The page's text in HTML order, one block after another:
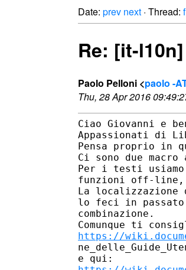
Date: prev next · Thread:
Re: [it-
Paolo Pelloni <paolo -
Thu, 28 Apr 2016
Ciao Giovanni e
Appassionati di
Pensa proprio in
Ci sono due
Per i testi usiamo
funzioni off-
La
lo feci in passato
combinazione.
https://